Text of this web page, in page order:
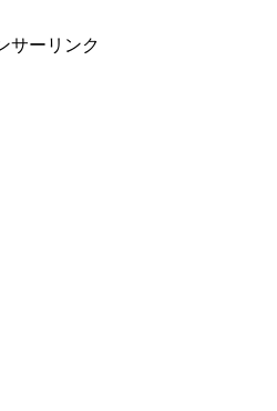
サーリンク